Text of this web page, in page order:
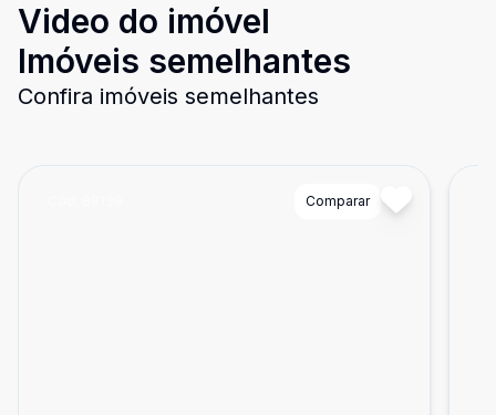
Video do imóvel
Imóveis semelhantes
Confira imóveis semelhantes
Comparar